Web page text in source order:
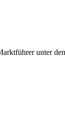
unter